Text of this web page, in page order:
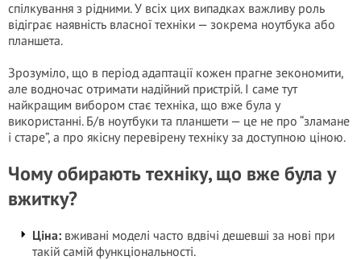
спілкування з рідними. У всіх цих випадках важливу роль
відіграє наявність власної техніки — зокрема ноутбука або
планшета.
Зрозуміло, що в період адаптації кожен прагне зекономити,
але водночас отримати надійний пристрій. І саме тут
найкращим вибором стає техніка, що вже була у
використанні. Б/в ноутбуки та планшети — це не про “зламане
і старе”, а про якісну перевірену техніку за доступною ціною.
Чому обирають техніку, що вже була у
вжитку?
Ціна: вживані моделі часто вдвічі дешевші за нові при
такій самій функціональності.